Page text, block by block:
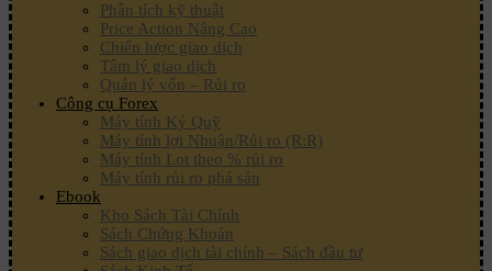
Phân tích kỹ thuật
Price Action Nâng Cao
Chiến lược giao dịch
Tâm lý giao dịch
Quản lý vốn – Rủi ro
Công cụ Forex
Máy tính Ký Quỹ
Máy tính lợi Nhuận/Rủi ro (R:R)
Máy tính Lot theo % rủi ro
Máy tính rủi ro phá sản
Ebook
Kho Sách Tài Chính
Sách Chứng Khoán
Sách giao dịch tài chính – Sách đầu tư